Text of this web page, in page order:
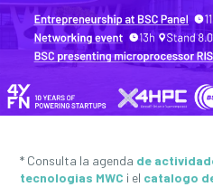
* Consulta la agenda de
tecnologias MWC i el catalogo